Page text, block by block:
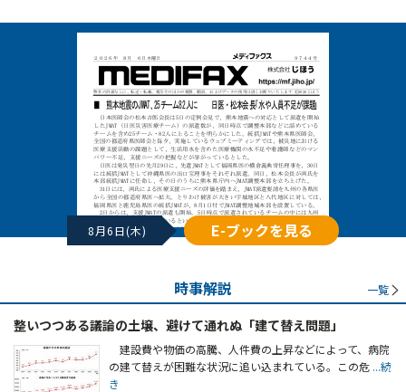
8月6日(木) E-ブックを見る
時事解説 一覧
整いつつある議論の土壌、避けて通れぬ「建て替え問題」
建設費や物価の高騰、人件費の上昇などによって、病院
の建て替えが困難な状況に追い込まれている。この危 ...続
き